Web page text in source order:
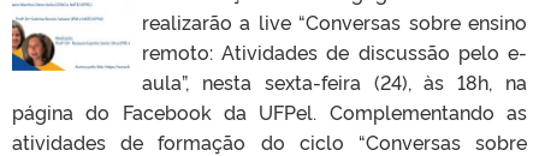
realizarão a live “Conversas sobre ensino
remoto: Atividades de discussão pelo e-
aula”, nesta sexta-feira (24), às 18h, na
página do Facebook da UFPel. Complementando as
atividades de formação do ciclo “Conversas sobre